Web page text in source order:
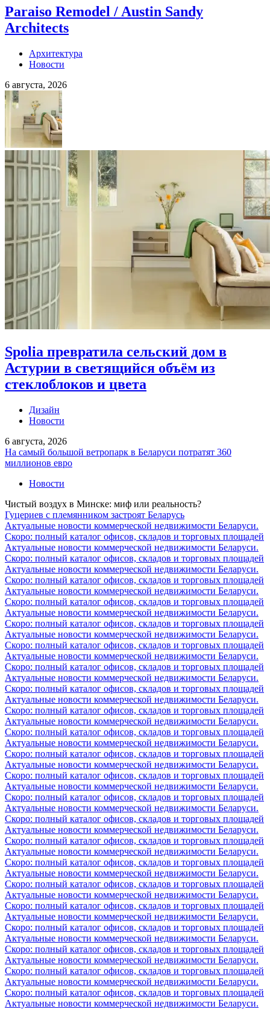
Paraiso Remodel / Austin Sandy
Architects
Архитектура
Новости
6 августа, 2026
Spolia превратила сельский дом в
Астурии в светящийся объём из
стеклоблоков и цвета
Дизайн
Новости
6 августа, 2026
На самый большой ветропарк в Беларуси потратят 360
миллионов евро
Новости
Чистый воздух в Минске: миф или реальность?
Гуцериев с племянником застроят Беларусь
Актуальные новости коммерческой недвижимости Беларуси.
Скоро: полный каталог офисов, складов и торговых площадей
Актуальные новости коммерческой недвижимости Беларуси.
Скоро: полный каталог офисов, складов и торговых площадей
Актуальные новости коммерческой недвижимости Беларуси.
Скоро: полный каталог офисов, складов и торговых площадей
Актуальные новости коммерческой недвижимости Беларуси.
Скоро: полный каталог офисов, складов и торговых площадей
Актуальные новости коммерческой недвижимости Беларуси.
Скоро: полный каталог офисов, складов и торговых площадей
Актуальные новости коммерческой недвижимости Беларуси.
Скоро: полный каталог офисов, складов и торговых площадей
Актуальные новости коммерческой недвижимости Беларуси.
Скоро: полный каталог офисов, складов и торговых площадей
Актуальные новости коммерческой недвижимости Беларуси.
Скоро: полный каталог офисов, складов и торговых площадей
Актуальные новости коммерческой недвижимости Беларуси.
Скоро: полный каталог офисов, складов и торговых площадей
Актуальные новости коммерческой недвижимости Беларуси.
Скоро: полный каталог офисов, складов и торговых площадей
Актуальные новости коммерческой недвижимости Беларуси.
Скоро: полный каталог офисов, складов и торговых площадей
Актуальные новости коммерческой недвижимости Беларуси.
Скоро: полный каталог офисов, складов и торговых площадей
Актуальные новости коммерческой недвижимости Беларуси.
Скоро: полный каталог офисов, складов и торговых площадей
Актуальные новости коммерческой недвижимости Беларуси.
Скоро: полный каталог офисов, складов и торговых площадей
Актуальные новости коммерческой недвижимости Беларуси.
Скоро: полный каталог офисов, складов и торговых площадей
Актуальные новости коммерческой недвижимости Беларуси.
Скоро: полный каталог офисов, складов и торговых площадей
Актуальные новости коммерческой недвижимости Беларуси.
Скоро: полный каталог офисов, складов и торговых площадей
Актуальные новости коммерческой недвижимости Беларуси.
Скоро: полный каталог офисов, складов и торговых площадей
Актуальные новости коммерческой недвижимости Беларуси.
Скоро: полный каталог офисов, складов и торговых площадей
Актуальные новости коммерческой недвижимости Беларуси.
Скоро: полный каталог офисов, складов и торговых площадей
Актуальные новости коммерческой недвижимости Беларуси.
Скоро: полный каталог офисов, складов и торговых площадей
Актуальные новости коммерческой недвижимости Беларуси.
Скоро: полный каталог офисов, складов и торговых площадей
Актуальные новости коммерческой недвижимости Беларуси.